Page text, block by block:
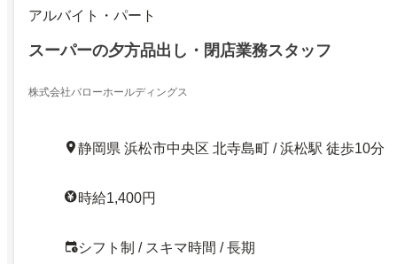
アルバイト・パート
スーパーの夕方品出し・閉店業務スタッフ
株式会社バローホールディングス
静岡県 浜松市中央区 北寺島町 / 浜松駅 徒歩10分
時給1,400円
シフト制 / スキマ時間 / 長期